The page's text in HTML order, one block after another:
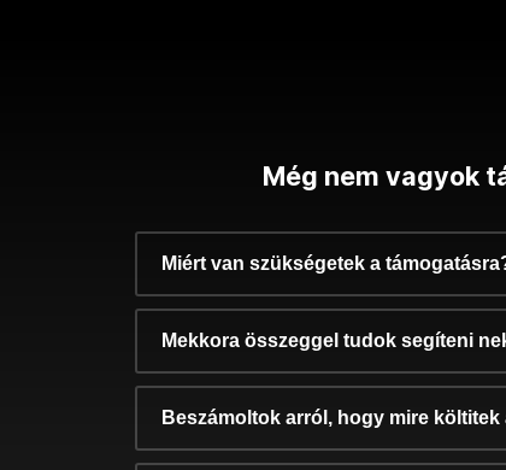
Még nem vagyok
Miért van szükségetek a
Mekkora összeggel tudok segíteni
Beszámoltok arról, hogy mire költitek